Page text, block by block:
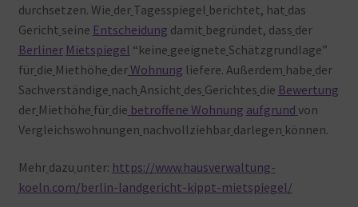
durchsetzen. Wie der Tagesspiegel berichtet, hat das
Gericht seine Entscheidung damit begründet, dass der
Berliner Mietspiegel “keine geeignete Schätzgrundlage”
für die Miethöhe derWohnung liefere. Außerdem habe der
Sachverständige nach Ansicht des Gerichtes die Bewertung
der Miethöhe für die betroffene Wohnung aufgrund von
Vergleichswohnungen nachvollziehbar darlegen können.
Mehr dazu unter: https://www.hausverwaltung-
koeln.com/berlin-landgericht-kippt-mietspiegel/